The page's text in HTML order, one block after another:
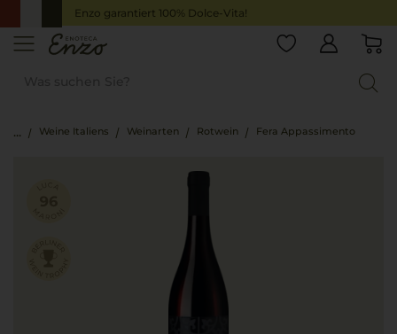
Enzo garantiert 100% Dolce-Vita!
Weine Italiens Weinarten Rotwein Fera Appassimento